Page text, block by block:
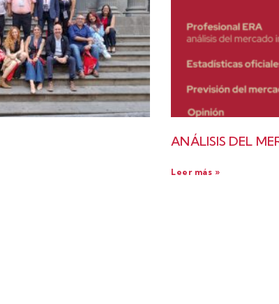
ANÁLISIS DEL
Leer más »